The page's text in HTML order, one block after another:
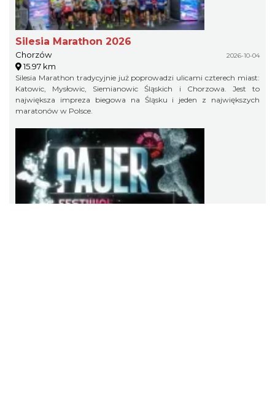
Silesia Marathon 2026
Chorzów 2026-10-04
15.97 km
Silesia Marathon tradycyjnie już poprowadzi ulicami czterech miast:
Katowic, Mysłowic, Siemianowic Śląskich i Chorzowa. Jest to
największa impreza biegowa na Śląsku i jeden z największych
maratonów w Polsce.